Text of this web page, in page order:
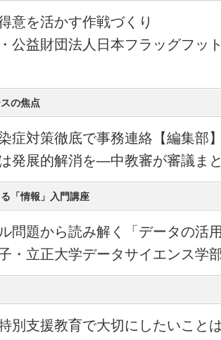
意を活かす作戦づくり
・公益財団法人日本フラッグフッ
の焦点
症対策徹底で事務連絡【編集部
発展的解消を―中教審が審議ま
「情報」入門講座
問題から読み解く「データの
・立正大学データサイエンス学
別支援教育で大切にしたいこと